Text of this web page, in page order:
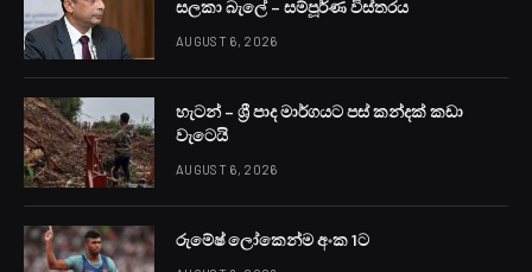
කටයුතුවලට දැඩි බාධා මතුව ඇතැයි වාර්තාවේ.
රාජ්‍ය ආයතනවල කටයුතු සාමාන්‍ය පරිදි කරගෙන යෑමට තවත්
වාහන පන් හය දහසක් අවශ්‍ය වන බව රජයට පෙනී ගොස්
ඇත.
රාජ්‍ය ආයතනවලට වසර 15කින් පමණ වාහන මිලදීගෙන නැති
බව රජයේ ආරංචි මාර්ග සඳහන් කළේය.